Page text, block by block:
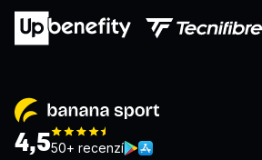
4,550+ recenzí